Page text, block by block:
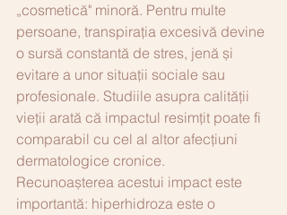
„cosmetică" minoră. Pentru multe
persoane, transpirația excesivă devine
o sursă constantă de stres, jenă și
evitare a unor situații sociale sau
profesionale. Studiile asupra calității
vieții arată că impactul resimțit poate fi
comparabil cu cel al altor afecțiuni
dermatologice cronice.
Recunoașterea acestui impact este
importantă: hiperhidroza este o